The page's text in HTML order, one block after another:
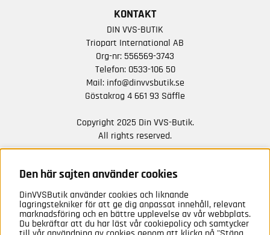
KONTAKT
DIN VVS-BUTIK
Triopart International AB
Org-nr: 556569-3743
Telefon: 0533-106 50
Mail: info@dinvvsbutik.se
Göstakrog 4 661 93 Säffle
Copyright 2025 Din VVS-Butik.
All rights reserved.
NYHETER FRÅN OSS
Anmäl mig
Den här sajten använder cookies
DinVVSButik använder cookies och liknande
lagringstekniker för att ge dig anpassat innehåll, relevant
marknadsföring och en bättre upplevelse av vår webbplats.
Du bekräftar att du har läst vår cookiepolicy och samtycker